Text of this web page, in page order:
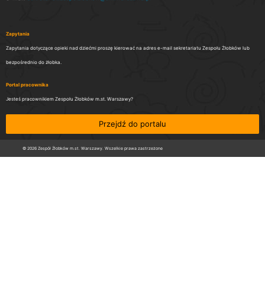
Zapytania
Zapytania dotyczące opieki nad dziećmi proszę kierować na adres e-mail sekretariatu Zespołu Żłobków lub
bezpośrednio do żłobka.
Portal pracownika
Jesteś pracownikiem Zespołu Żłobków m.st. Warszawy?
Przejdź do portalu
© 2026 Zespół Żłobków m.st. Warszawy. Wszelkie prawa zastrzeżone